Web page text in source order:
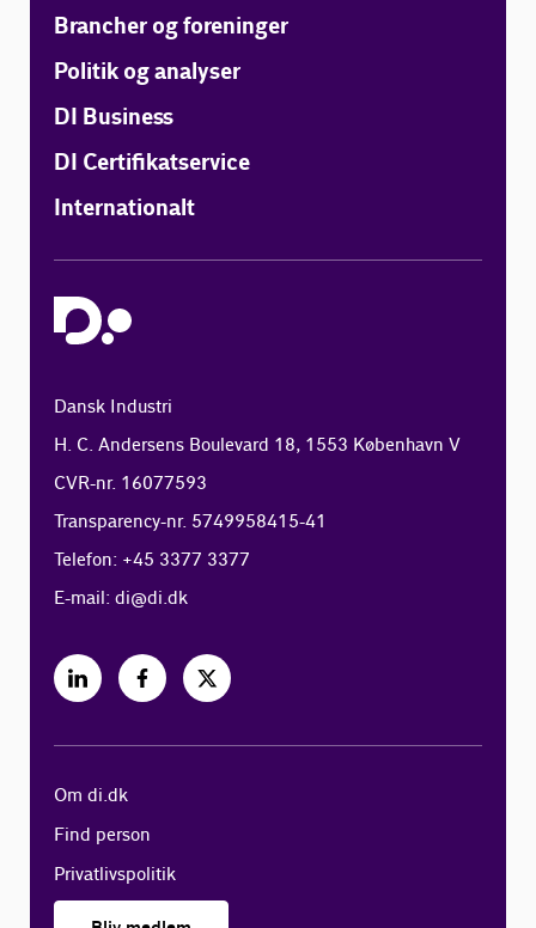
Brancher og foreninger
Politik og analyser
DI Business
DI Certifikatservice
Internationalt
Dansk Industri
H. C. Andersens Boulevard 18, 1553 København V
CVR-nr. 16077593
Transparency-nr. 5749958415-41
Telefon: +45 3377 3377
E-mail:di@di.dk
Om di.dk
Find person
Privatlivspolitik